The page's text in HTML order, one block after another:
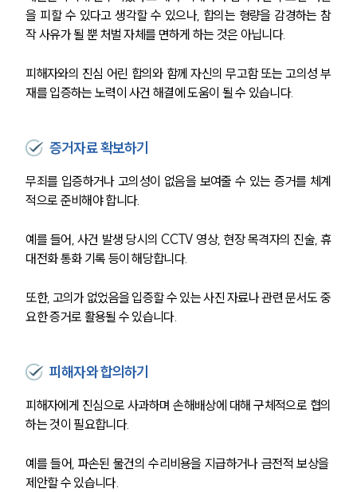
형사전문변호사
소식/자료
법률 블로그
뉴스레터/브로슈어
대륜법률상담예약
을 피할 수 있다고 생각할 수 있으나, 합의는 형량을 감경하는 참
작 사유가 될 뿐 처벌 자체를 면하게 하는 것은 아닙니다.
피해자와의 진심 어린 합의와 함께 자신의 무고함 또는 고의성 부
재를 입증하는 노력이 사건 해결에 도움이 될 수 있습니다.
증거자료 확보하기
무죄를 입증하거나 고의성이 없음을 보여줄 수 있는 증거를 체계
적으로 준비해야 합니다.
예를 들어, 사건 발생 당시의 CCTV 영상, 현장 목격자의 진술, 휴
대전화 통화 기록 등이 해당합니다.
또한, 고의가 없었음을 입증할 수 있는 사진 자료나 관련 문서도 중
요한 증거로 활용될 수 있습니다.
피해자와 합의하기
피해자에게 진심으로 사과하며 손해배상에 대해 구체적으로 협의
하는 것이 필요합니다.
예를 들어, 파손된 물건의 수리비용을 지급하거나 금전적 보상을
제안할 수 있습니다.